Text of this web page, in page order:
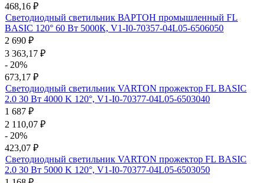
468,16 ₽
Светодиодный светильник ВАРТОН промышленный FL
BASIC 120° 60 Вт 5000К, V1-I0-70357-04L05-6506050
2 690 ₽
3 363,17 ₽
- 20%
673,17 ₽
Светодиодный светильник VARTON прожектор FL BASIC
2.0 30 Вт 4000 K 120°, V1-I0-70377-04L05-6503040
1 687 ₽
2 110,07 ₽
- 20%
423,07 ₽
Светодиодный светильник VARTON прожектор FL BASIC
2.0 30 Вт 5000 K 120°, V1-I0-70377-04L05-6503050